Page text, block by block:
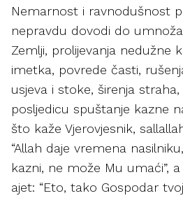
Nemarnost i ravnodušnost
nepravdu dovodi do
Zemlji, prolijevanja nedužne
imetka, povrede časti,
usjeva i stoke, širenja
posljedicu spuštanje kazne
što kaže Vjerovjesnik,
“Allah daje vremena
kazni, ne može Mu umaći”,
ajet: “Eto, tako Gospodar